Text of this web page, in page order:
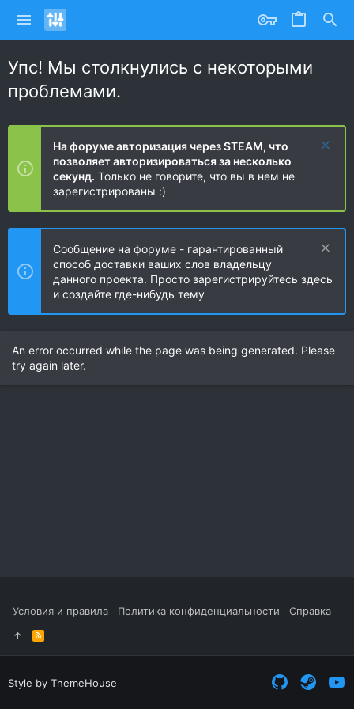
Упс! Мы столкнулись с некоторыми
проблемами.
На форуме авторизация через STEAM, что
позволяет авторизироваться за несколько
секунд. Только не говорите, что вы в нем не
зарегистрированы :)
Сообщение на форуме - гарантированный
способ доставки ваших слов владельцу
данного проекта. Просто зарегистрируйтесь здесь
и создайте где-нибудь тему
An error occurred while the page was being generated. Please
try again later.
Условия и правила Политика конфиденциальности Справка
R
S
S
Style by ThemeHouse